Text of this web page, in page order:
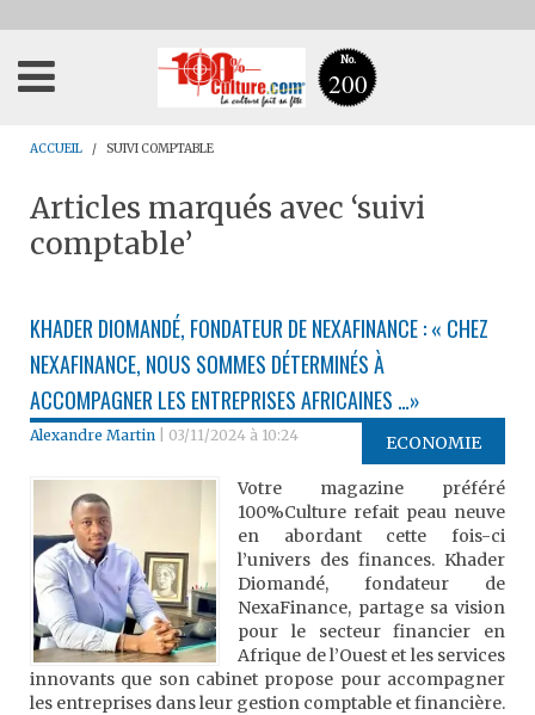
No.
200
ACCUEIL SUIVI COMPTABLE
Articles marqués avec ‘suivi
comptable’
KHADER DIOMANDÉ, FONDATEUR DE NEXAFINANCE : « CHEZ
NEXAFINANCE, NOUS SOMMES DÉTERMINÉS À
ACCOMPAGNER LES ENTREPRISES AFRICAINES …»
Alexandre Martin 03/11/2024 à 10:24 ECONOMIE
Votre magazine préféré
100%Culture refait peau neuve
en abordant cette fois-ci
l’univers des finances. Khader
Diomandé, fondateur de
NexaFinance, partage sa vision
pour le secteur financier en
Afrique de l’Ouest et les services
innovants que son cabinet propose pour accompagner
les entreprises dans leur gestion comptable et financière.